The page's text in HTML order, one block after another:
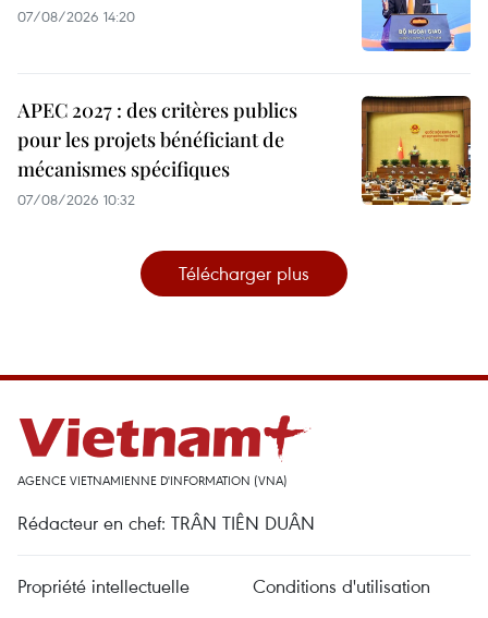
07/08/2026 14:20
APEC 2027 : des critères publics
pour les projets bénéficiant de
mécanismes spécifiques
07/08/2026 10:32
Télécharger plus
AGENCE VIETNAMIENNE D'INFORMATION (VNA)
Rédacteur en chef: TRÂN TIÊN DUÂN
Propriété intellectuelle
Conditions d'utilisation